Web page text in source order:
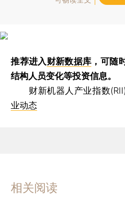
推荐进入财新数据库 ，可随
结构人员变化等投资信息。
财新机器人产业指数(RII)
业动态
相关阅读